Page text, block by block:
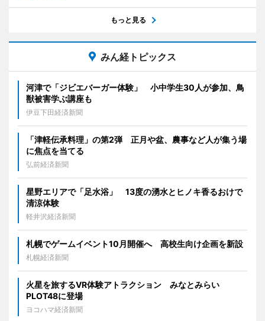
もっと見る
みん経トピックス
河津で「ジビエバーガー体験」 小中学生30人が参加、鳥
獣被害学ぶ講座も
伊豆下田経済新聞
「津軽伝承料理」の第2弾 正月や盆、農事など人が集う場
に焦点を当てる
弘前経済新聞
星野エリアで「足水浴」 13度の湧水とヒノキ香るおけで
清涼体験
軽井沢経済新聞
札幌でゲームイベント10月開催へ 高校生向け企画を新設
札幌経済新聞
火星を旅するVR体験アトラクション みなとみらい
PLOT48に登場
ヨコハマ経済新聞